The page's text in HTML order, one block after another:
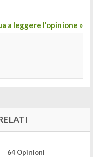
a leggere l'opinione »
64 Opinioni